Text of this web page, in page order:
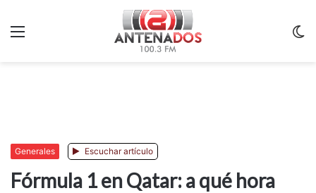
Generales Escuchar artículo
Fórmula 1 en Qatar: a qué hora